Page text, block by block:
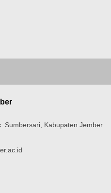
Sumbersari, Kabupaten Jember